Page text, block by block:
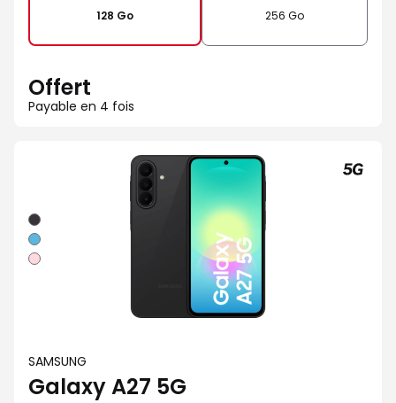
128 Go 256 Go
Offert
Payable en 4 fois
Noir
Bleu
Rose
SAMSUNG
Galaxy A27 5G